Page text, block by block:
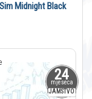
24
mjeseca
JAMSTVO
Midnight Black